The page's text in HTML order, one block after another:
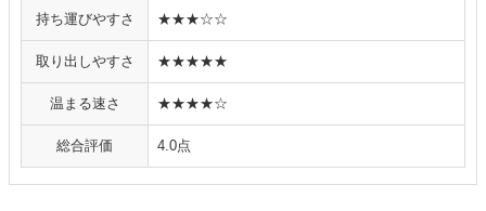
持ち運びやすさ ★★★☆☆
取り出しやすさ ★★★★★
温まる速さ ★★★★☆
総合評価 4.0点